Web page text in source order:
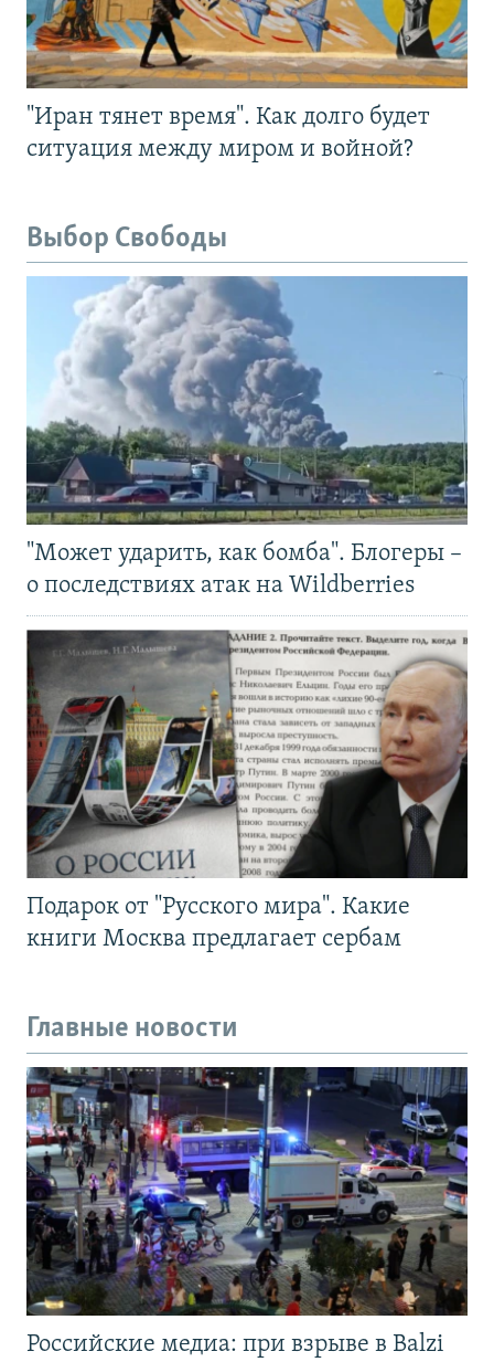
"Иран тянет время". Как долго будет
ситуация между миром и войной?
Выбор Свободы
"Может ударить, как бомба". Блогеры –
о последствиях атак на Wildberries
Подарок от "Русского мира". Какие
книги Москва предлагает сербам
Главные новости
Российские медиа: при взрыве в Balzi